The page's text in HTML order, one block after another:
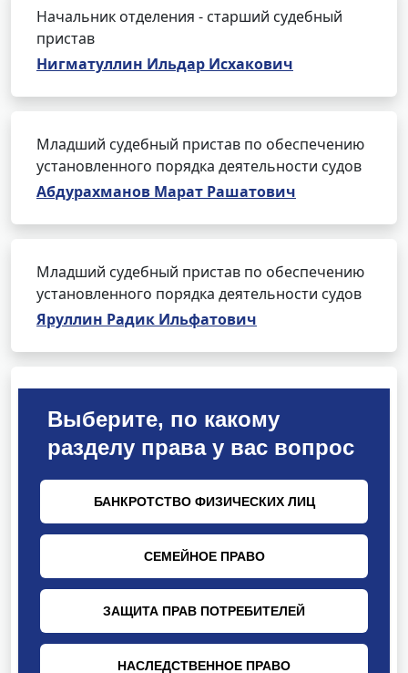
Начальник отделения - старший судебный
пристав
Нигматуллин Ильдар Исхакович
Младший судебный пристав по обеспечению
установленного порядка деятельности судов
Абдурахманов Марат Рашатович
Младший судебный пристав по обеспечению
установленного порядка деятельности судов
Яруллин Радик Ильфатович